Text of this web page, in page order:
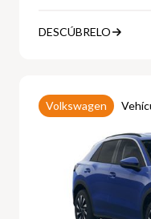
DESCÚBRELO
Volkswagen